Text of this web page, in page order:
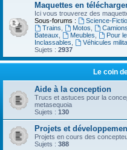
Maquettes en
Ici vous trouverez des
Sous-forums :
Science-
Trains
Motos Camions
Bateaux
Meubles Pour
Inclassables
Véhicules
Sujets : 2937
Le coin
Aide à la conception
Trucs et astuces pour la
metasequoia
Sujets : 130
Projets et
Projets en cours des
Sujets : 388